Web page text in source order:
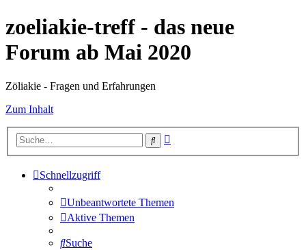
zoeliakie-treff - das neue
Forum ab Mai 2020
Zöliakie - Fragen und Erfahrungen
Zum Inhalt
Suche
Schnellzugriff
Unbeantwortete Themen
Aktive Themen
Suche